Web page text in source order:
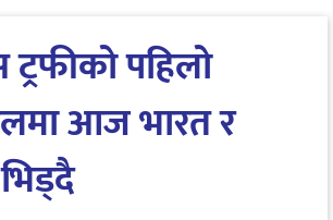
ट्रफीको पहिलो
आज भारत र